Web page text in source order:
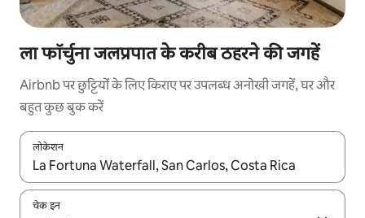
ला फॉर्चुना जलप्रपात के करीब ठहरने की जगहें
Airbnb पर छुट्टियों के लिए किराए पर उपलब्ध अनोखी जगहें, घर और
बहुत कुछ बुक करें
लोकेशन
नतीजों के उपलब्ध होने पर, अप और डाउन 'ऐरो की' का इस्तेमाल करके नेविगेट
चेक इन